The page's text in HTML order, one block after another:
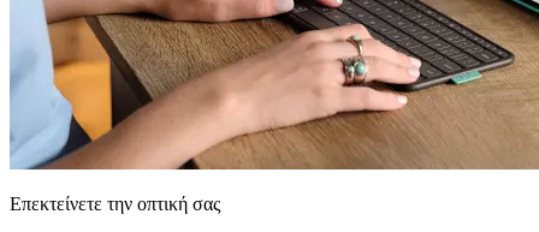
Επεκτείνετε την οπτική σας